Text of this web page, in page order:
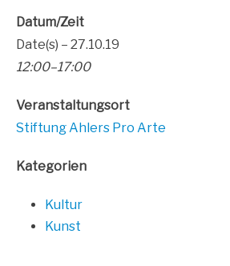
Datum/Zeit
Date(s) – 27.10.19
12:00–17:00
Ver­an­stal­tungs­ort
Stif­tung Ahlers Pro Arte
Kate­go­rien
Kul­tur
Kunst